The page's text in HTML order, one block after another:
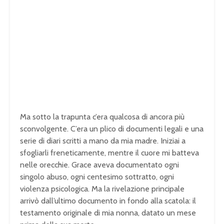
Ma sotto la trapunta c’era qualcosa di ancora più
sconvolgente. C’era un plico di documenti legali e una
serie di diari scritti a mano da mia madre. Iniziai a
sfogliarli freneticamente, mentre il cuore mi batteva
nelle orecchie. Grace aveva documentato ogni
singolo abuso, ogni centesimo sottratto, ogni
violenza psicologica. Ma la rivelazione principale
arrivò dall’ultimo documento in fondo alla scatola: il
testamento originale di mia nonna, datato un mese